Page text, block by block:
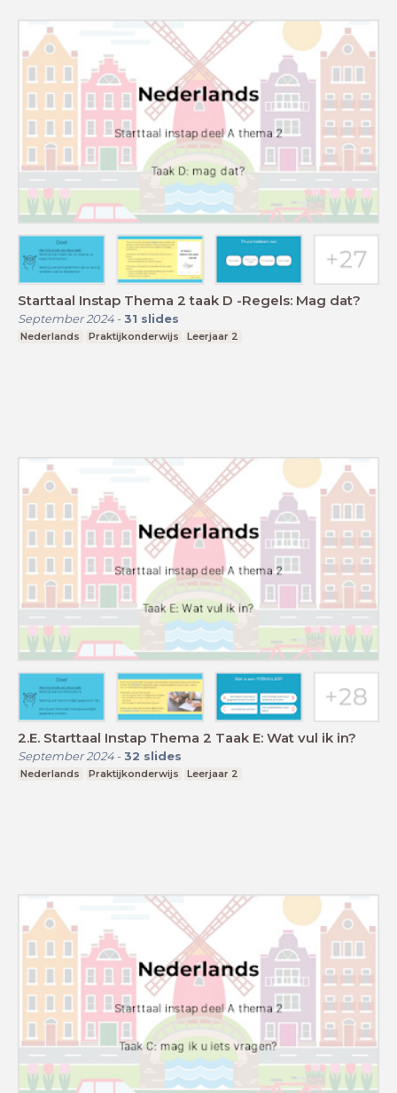
Starttaal Instap Thema 2 taak D -Regels: Mag dat?
September 2024- 31 slides
Nederlands Praktijkonderwijs Leerjaar 2
2.E. Starttaal Instap Thema 2 Taak E: Wat vul ik in?
September 2024- 32 slides
Nederlands Praktijkonderwijs Leerjaar 2